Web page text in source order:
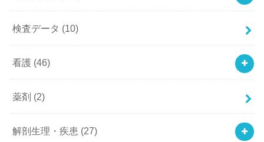
検査データ (10)
看護 (46)
薬剤 (2)
解剖生理・疾患 (27)